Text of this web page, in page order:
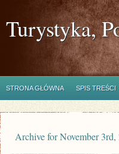
Turystyka,
STRONA GŁÓWNA SPIS TREŚCI
Archive for November 3rd,